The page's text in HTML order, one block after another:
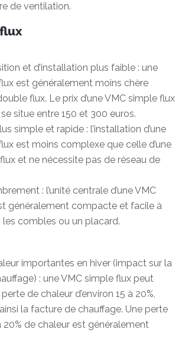
de ventilation.
et d’installation plus faible : une
est généralement moins chère
flux. Le prix d’une VMC simple flux
situe entre 150 et 300 euros.
simple et rapide : l’installation d’une
est moins complexe que celle d’une
et ne nécessite pas de réseau de
: l’unité centrale d’une VMC
généralement compacte et facile à
les combles ou un placard.
importantes en hiver (impact sur la
: une VMC simple flux peut
de chaleur d’environ 15 à 20%,
la facture de chauffage. Une perte
20% de chaleur est généralement